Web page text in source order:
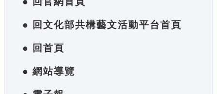
● 回文化部共構藝文活動平台首頁
● 回首頁
● 網站導覽